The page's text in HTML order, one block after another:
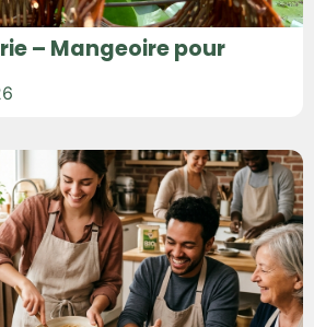
– Mangeoire pour